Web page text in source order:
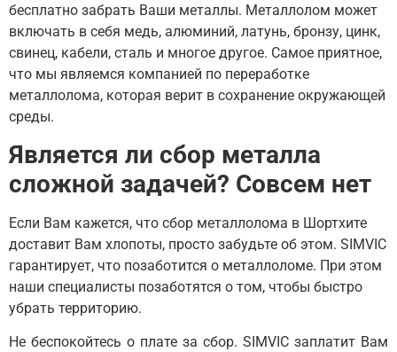
бесплатно забрать Ваши металлы. Металлолом может
включать в себя медь, алюминий, латунь, бронзу, цинк,
свинец, кабели, сталь и многое другое. Самое приятное,
что мы являемся компанией по переработке
металлолома, которая верит в сохранение окружающей
среды.
Является ли сбор металла
сложной задачей? Совсем нет
Если Вам кажется, что сбор металлолома в Шортхите
доставит Вам хлопоты, просто забудьте об этом. SIMVIC
гарантирует, что позаботится о металлоломе. При этом
наши специалисты позаботятся о том, чтобы быстро
убрать территорию.
Не беспокойтесь о плате за сбор. SIMVIC заплатит Вам